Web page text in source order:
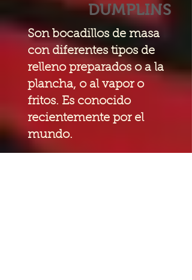
DUMPLINS
Son bocadillos de masa
con diferentes tipos de
relleno preparados o a la
plancha, o al vapor o
fritos. Es conocido
recientemente por el
mundo.